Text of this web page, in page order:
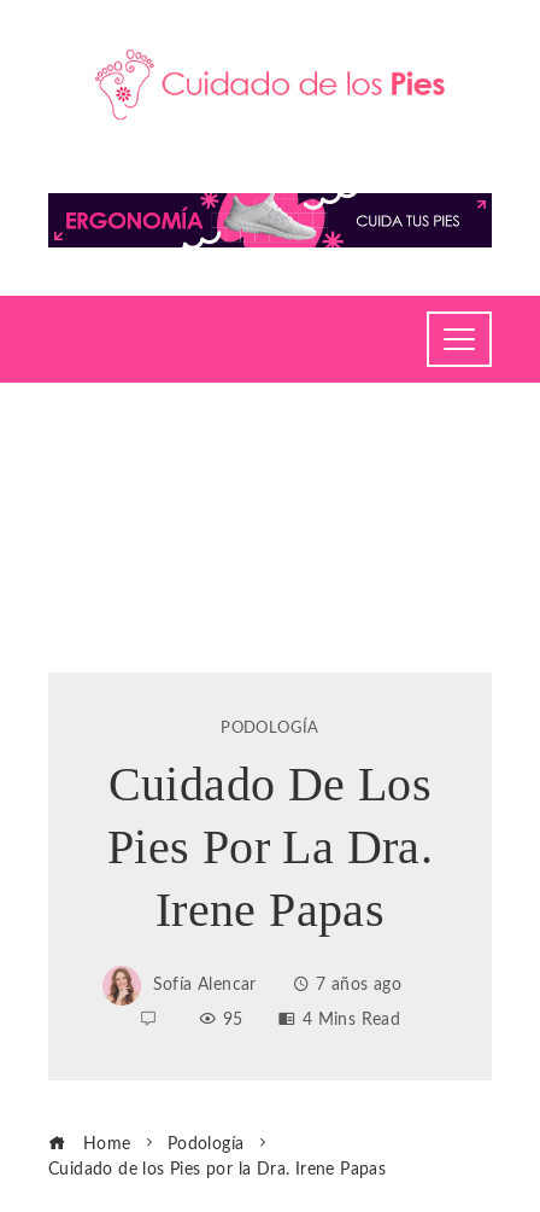
PODOLOGÍA
Cuidado De Los
Pies Por La Dra.
Irene Papas
Sofía Alencar
7 años ago
95
4 Mins Read
Home
Podología
Cuidado de los Pies por la Dra. Irene Papas